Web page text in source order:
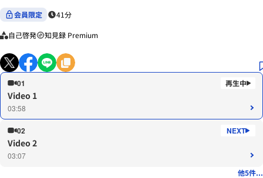
会員限定 41分
自己啓発 知見録 Premium
01
Video 1
03:58
02
Video 2
03:07
他5件...